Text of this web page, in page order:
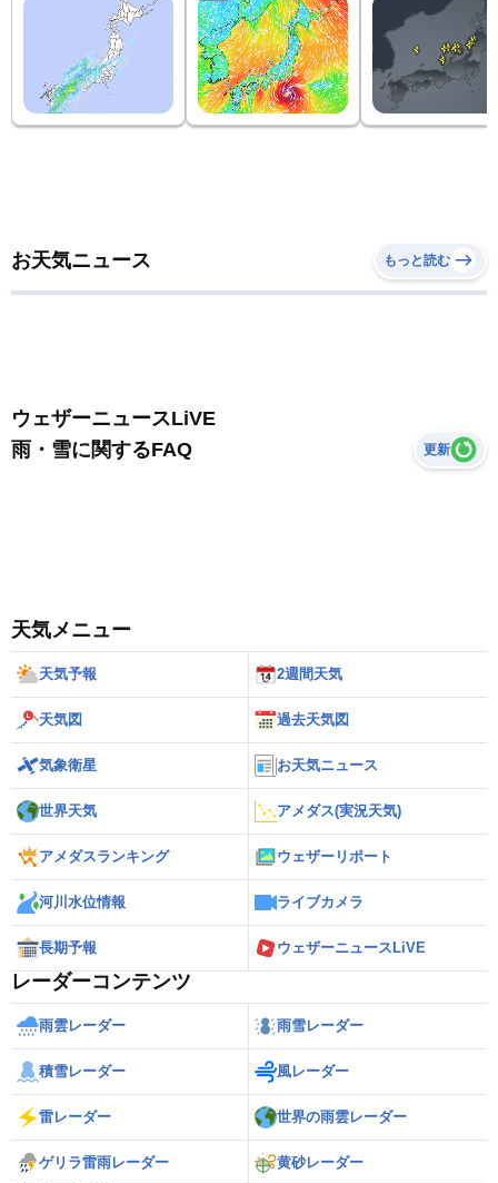
お天気ニュース もっと読む
ウェザーニュースLiVE
雨・雪に関するFAQ
更新
天気メニュー
天気予報 2週間天気
天気図 過去天気図
気象衛星 お天気ニュース
世界天気 アメダス(実況天気)
アメダスランキング ウェザーリポート
河川水位情報 ライブカメラ
長期予報 ウェザーニュースLiVE
レーダーコンテンツ
雨雲レーダー 雨雪レーダー
積雪レーダー 風レーダー
雷レーダー 世界の雨雲レーダー
ゲリラ雷雨レーダー 黄砂レーダー